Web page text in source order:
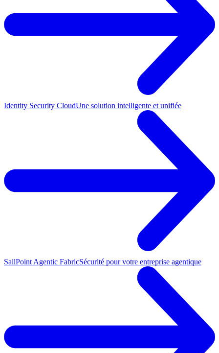
Identity Security CloudUne solution intelligente et unifiée
SailPoint Agentic FabricSécurité pour votre entreprise agentique